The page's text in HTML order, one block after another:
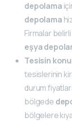
depolama
depolama
Firmalar
eşya
Tesisin
tesislerinin
durum
bölgede
bölgelere